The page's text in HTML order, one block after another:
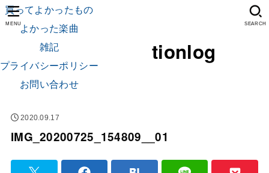
tionlog
買ってよかったもの
よかった楽曲
雑記
プライバシーポリシー
お問い合わせ
SEARCH
MENU
2020.09.17
IMG_20200725_154809__01